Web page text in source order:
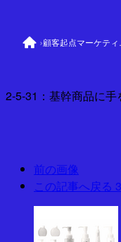
› 顧
2-5-31：基幹商品に
前の画像
この記事へ戻る